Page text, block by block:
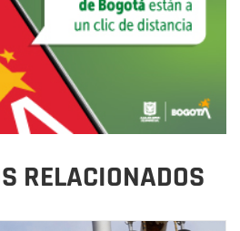
RELACIONADOS